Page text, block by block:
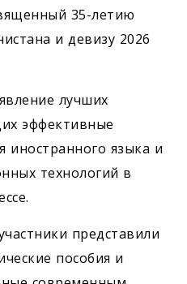
35-летию
и девизу 2026
лучших
эффективные
иностранного языка и
технологий в
представили
пособия и